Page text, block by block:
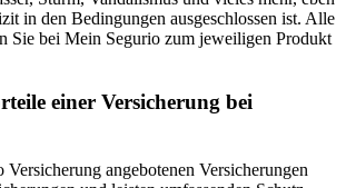
in den Bedingungen ausgeschlossen ist. Alle
Sie bei Mein Segurio zum jeweiligen Produkt
einer Versicherung bei
angebotenen Versicherungen